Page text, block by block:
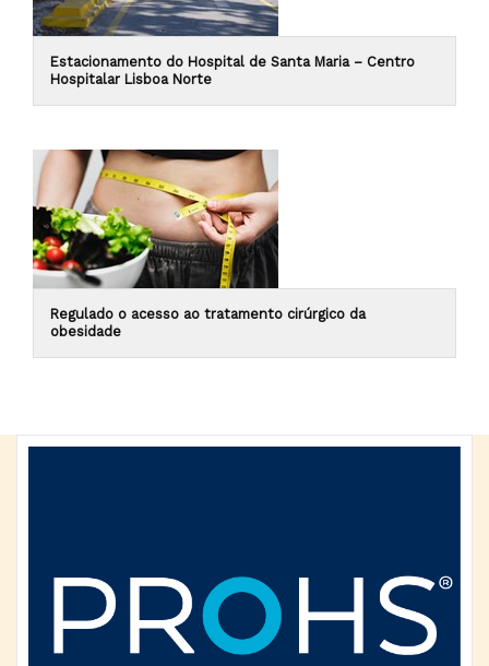
Estacionamento do Hospital de Santa Maria – Centro
Hospitalar Lisboa Norte
Regulado o acesso ao tratamento cirúrgico da
obesidade